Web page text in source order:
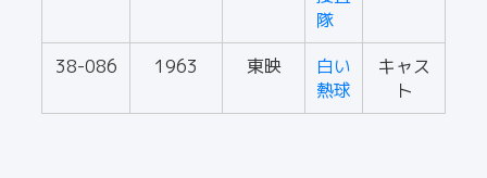
隊
38-086
1963 東映
白い
熱球
キャス
ト